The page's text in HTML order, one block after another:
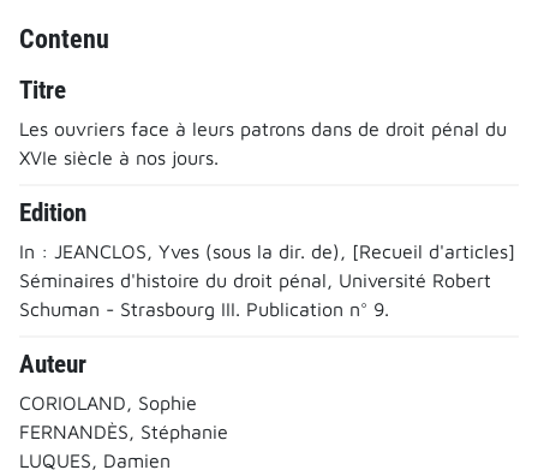
Contenu
Titre
Les ouvriers face à leurs patrons dans de droit pénal du
XVIe siècle à nos jours.
Edition
In : JEANCLOS, Yves (sous la dir. de), [Recueil d'articles]
Séminaires d'histoire du droit pénal, Université Robert
Schuman - Strasbourg III. Publication n° 9.
Auteur
CORIOLAND, Sophie
FERNANDÈS, Stéphanie
LUQUES, Damien